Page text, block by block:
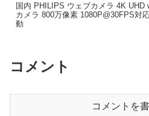
国内 PHILIPS ウェブカメラ 4K UHD
カメラ 800万像素 1080P@30FPS対
動
コメント
コメントを